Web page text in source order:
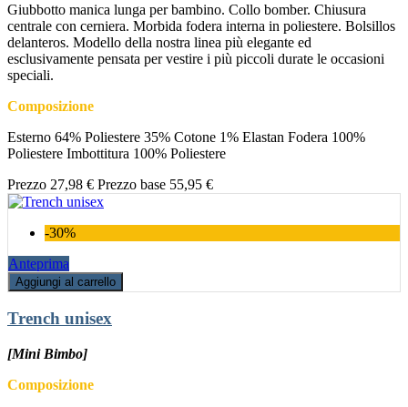
Giubbotto manica lunga per bambino. Collo bomber. Chiusura
centrale con cerniera. Morbida fodera interna in poliestere. Bolsillos
delanteros. Modello della nostra linea più elegante ed
esclusivamente pensata per vestire i più piccoli durate le occasioni
speciali.
Composizione
Esterno 64% Poliestere 35% Cotone 1% Elastan Fodera 100%
Poliestere Imbottitura 100% Poliestere
Prezzo 27,98 € Prezzo base 55,95 €
-30%
Anteprima
Aggiungi al carrello
Trench unisex
[Mini Bimbo]
Composizione